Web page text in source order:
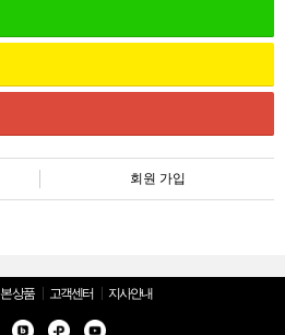
회원 가입
상품 고객센터 지사안내